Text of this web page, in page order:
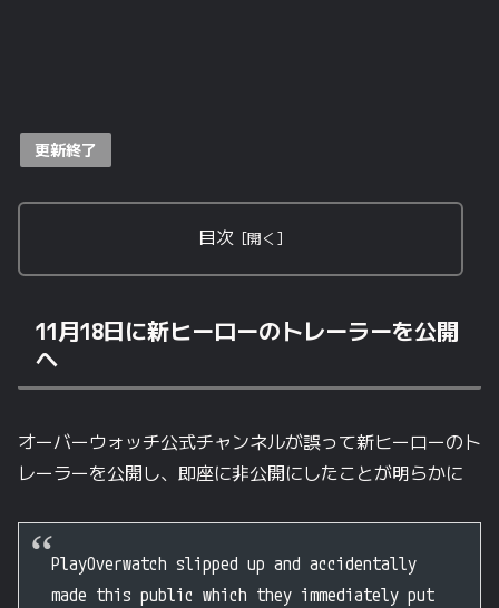
更新終了
目次
11月18日に新ヒーローのトレーラーを公開
へ
オーバーウォッチ公式チャンネルが誤って新ヒーローのト
レーラーを公開し、即座に非公開にしたことが明らかに
PlayOverwatch slipped up and accidentally
made this public which they immediately put